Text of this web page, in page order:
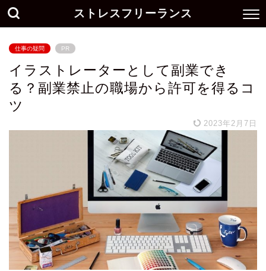
ストレスフリーランス
仕事の疑問 PR
イラストレーターとして副業でき
る？副業禁止の職場から許可を得るコ
ツ
2023年2月7日